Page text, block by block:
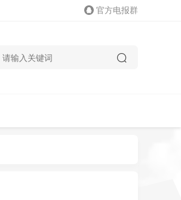
官方电报群